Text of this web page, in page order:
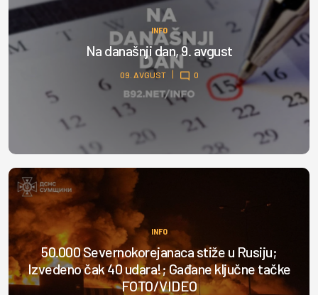
INFO
Na današnji dan, 9. avgust
09. AVGUST 0
INFO
50.000 Severnokorejanaca stiže u Rusiju;
Izvedeno čak 40 udara!; Gađane ključne tačke
FOTO/VIDEO